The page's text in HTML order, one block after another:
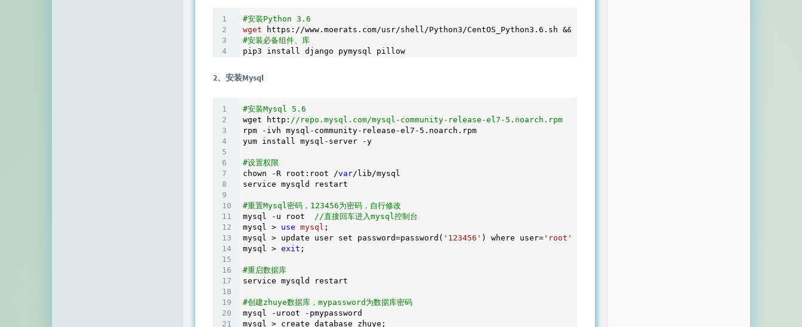
#安装Python 3.6
wget https://www.moerats.com/usr/shell/Python3/CentOS_Python3.6.sh && sh CentOS_Python3.
#安装必备组件、库
2、安装Mysql
#安装Mysql 5.6
wget http: //repo.mysql.com/mysql-community-release-el7-5.noarch.rpm
rpm -ivh mysql-community-release-el7 -5. noarch.rpm
yum install mysql-server -y
#设置权限
chown -R root:root /var/lib/mysql
service mysqld restart
#重置Mysql密码，123456为密码，自行修改
mysql -u root
//直接回车进入mysql控制台
mysql > use mysql ;
mysql > update user set password=password( '123456' ) where user= 'root'
mysql > exit ;
#重启数据库
service mysqld restart
#创建zhuye数据库，mypassword为数据库密码
mysql -uroot -pmypassword
mysql > create database zhuye;